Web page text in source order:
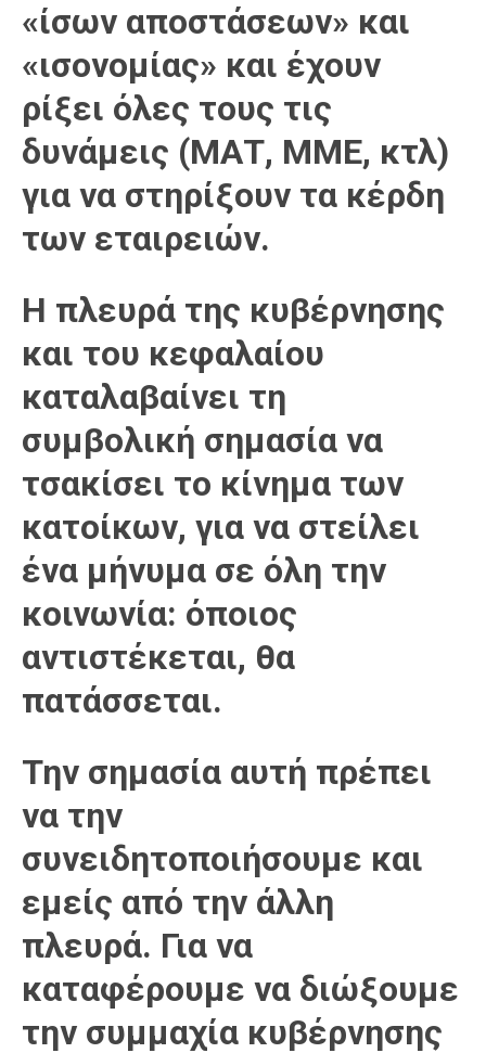
«ίσων αποστάσεων» και
«ισονομίας» και έχουν
ρίξει όλες τους τις
δυνάμεις (ΜΑΤ, ΜΜΕ, κτλ)
για να στηρίξουν τα κέρδη
των εταιρειών.
Η πλευρά της κυβέρνησης
και του κεφαλαίου
καταλαβαίνει τη
συμβολική σημασία να
τσακίσει το κίνημα των
κατοίκων, για να στείλει
ένα μήνυμα σε όλη την
κοινωνία: όποιος
αντιστέκεται, θα
πατάσσεται.
Την σημασία αυτή πρέπει
να την
συνειδητοποιήσουμε και
εμείς από την άλλη
πλευρά. Για να
καταφέρουμε να διώξουμε
την συμμαχία κυβέρνησης